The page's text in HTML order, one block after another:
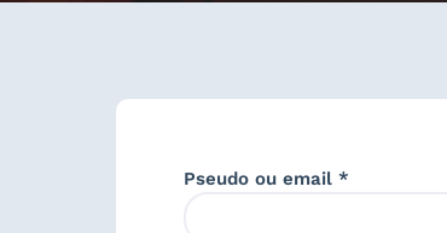
Pseudo ou email *